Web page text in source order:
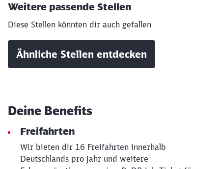
Weitere passende Stellen
Diese Stellen könnten dir auch gefallen
Ähnliche Stellen entdecken
Deine Benefits
Freifahrten
Wir bieten dir 16 Freifahrten innerhalb
Deutschlands pro Jahr und weitere